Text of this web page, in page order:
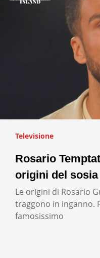
Televisione
Rosario
origini del
Le origini di Rosario
traggono in inganno.
famosissimo